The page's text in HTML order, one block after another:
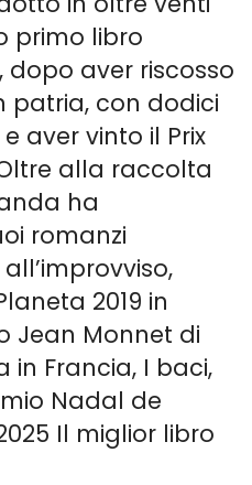
primo libro
aver riscosso
patria, con dodici
aver vinto il Prix
alla raccolta
ha
romanzi
2019 in
Jean Monnet di
Francia, I baci,
Nadal de
Il miglior libro